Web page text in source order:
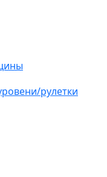
рулетки